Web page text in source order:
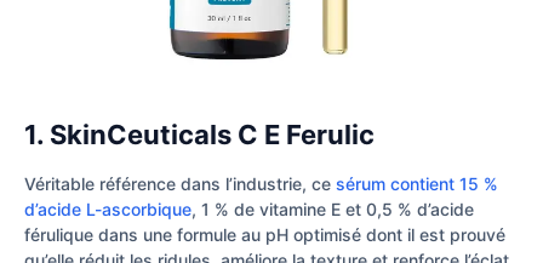
1. SkinCeuticals C E Ferulic
Véritable référence dans l’industrie, ce sérum contient 15 %
d’acide L-ascorbique, 1 % de vitamine E et 0,5 % d’acide
férulique dans une formule au pH optimisé dont il est prouvé